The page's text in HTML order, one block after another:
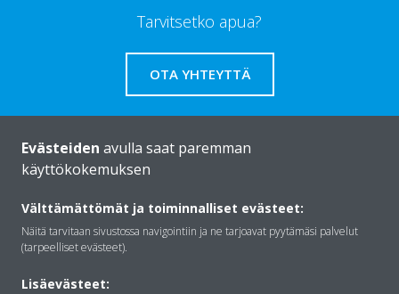
Tarvitsetko apua?
OTA YHTEYTTÄ
Daikinista
Ratkaisut
Evästeiden avulla saat paremman
käyttökokemuksen
Välttämättömät ja toiminnalliset evästeet:
Näitä tarvitaan sivustossa navigointiin ja ne tarjoavat pyytämäsi palvelut
(tarpeelliset evästeet).
Lisäevästeet: